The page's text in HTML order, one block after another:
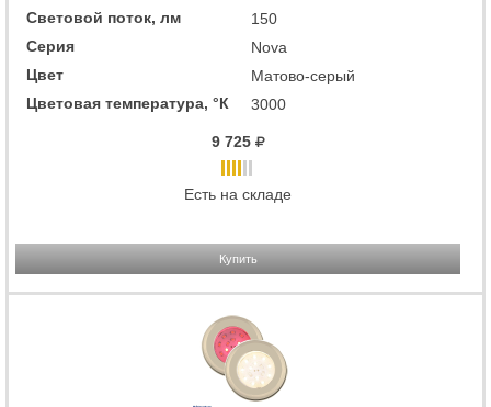
Световой поток, лм
150
Серия
Nova
Цвет
Матово-серый
Цветовая температура, °К
3000
9 725
Есть на складе
Купить